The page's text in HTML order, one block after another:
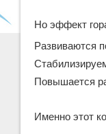
Но эффект
Развиваются
Повышается
Именно этот